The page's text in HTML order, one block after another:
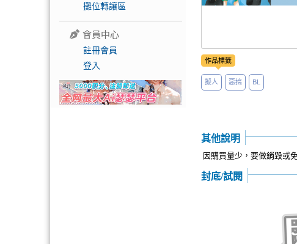
攤位轉讓區
會員中心
註冊會員
登入
作品標籤
擬人 惡搞 BL
其他說明
因購買量少，要做銷毀或
封底/試閱